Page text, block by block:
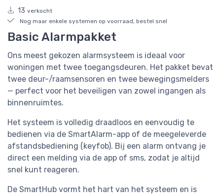
13 verkocht
Nog maar enkele systemen op voorraad, bestel snel
Basic Alarmpakket
Ons meest gekozen alarmsysteem is ideaal voor
woningen met twee toegangsdeuren. Het pakket bevat
twee deur-/raamsensoren en twee bewegingsmelders
— perfect voor het beveiligen van zowel ingangen als
binnenruimtes.
Het systeem is volledig draadloos en eenvoudig te
bedienen via de SmartAlarm-app of de meegeleverde
afstandsbediening (keyfob). Bij een alarm ontvang je
direct een melding via de app of sms, zodat je altijd
snel kunt reageren.
De SmartHub vormt het hart van het systeem en is